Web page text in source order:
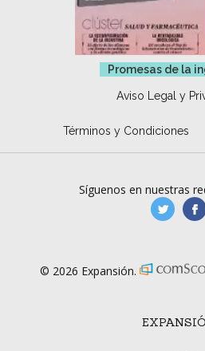
Promesas de la
Aviso Legal y
Términos y Condiciones
Síguenos en nuestras
© 2026 Expansión.